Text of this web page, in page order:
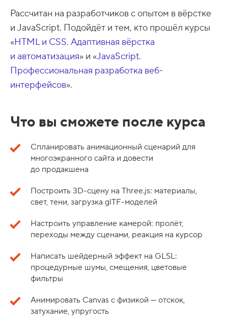
Рассчитан на разработчиков с опытом в вёрстке
и JavaScript. Подойдёт и тем, кто прошёл курсы
«HTML и CSS. Адаптивная вёрстка
и автоматизация» и «JavaScript.
Профессиональная разработка веб-
интерфейсов».
Что вы сможете после курса
Спланировать анимационный сценарий для
многоэкранного сайта и довести
до продакшена
Построить 3D-сцену на Three.js: материалы,
свет, тени, загрузка glTF-моделей
Настроить управление камерой: пролёт,
переходы между сценами, реакция на курсор
Написать шейдерный эффект на GLSL:
процедурные шумы, смещения, цветовые
фильтры
Анимировать Canvas с физикой — отскок,
затухание, упругость